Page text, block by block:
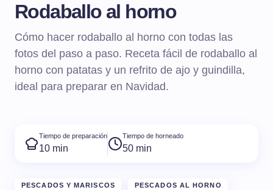
Rodaballo al horno
Cómo hacer rodaballo al horno con todas las
fotos del paso a paso. Receta fácil de rodaballo al
horno con patatas y un refrito de ajo y guindilla,
ideal para preparar en Navidad.
Tiempo de preparación
10 min
Tiempo de horneado
50 min
PESCADOS Y MARISCOS PESCADOS AL HORNO